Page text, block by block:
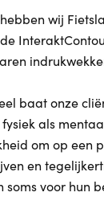
wij
baat onze
als
om op een
en
soms voor hun